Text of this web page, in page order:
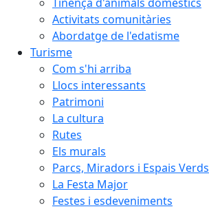
Activitats comunitàries
Abordatge de l'edatisme
Turisme
Com s'hi arriba
Llocs interessants
Patrimoni
La cultura
Rutes
Els murals
Parcs, Miradors i Espais Verds
La Festa Major
Festes i esdeveniments